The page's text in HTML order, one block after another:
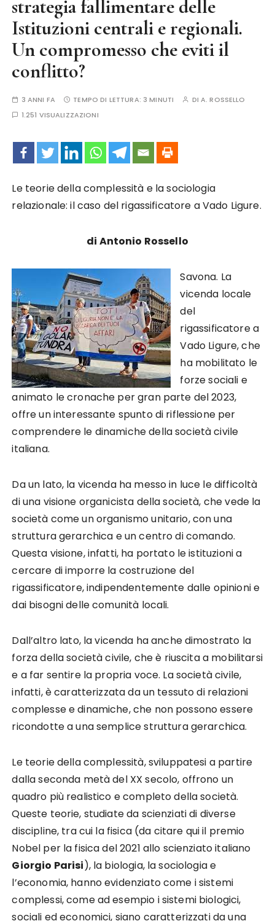
strategia fallimentare delle
Istituzioni centrali e regionali.
Un compromesso che eviti il
conflitto?
3 ANNI FA TEMPO DI LETTURA: 3 MINUTI DI A. ROSSELLO
1.251 VISUALIZZAZIONI
Le teorie della complessità e la sociologia
relazionale: il caso del rigassificatore a Vado Ligure.
di Antonio Rossello
Savona. La
vicenda locale
del
rigassificatore a
Vado Ligure, che
ha mobilitato le
forze sociali e
animato le cronache per gran parte del 2023,
offre un interessante spunto di riflessione per
comprendere le dinamiche della società civile
italiana.
Da un lato, la vicenda ha messo in luce le difficoltà
di una visione organicista della società, che vede la
società come un organismo unitario, con una
struttura gerarchica e un centro di comando.
Questa visione, infatti, ha portato le istituzioni a
cercare di imporre la costruzione del
rigassificatore, indipendentemente dalle opinioni e
dai bisogni delle comunità locali.
Dall’altro lato, la vicenda ha anche dimostrato la
forza della società civile, che è riuscita a mobilitarsi
e a far sentire la propria voce. La società civile,
infatti, è caratterizzata da un tessuto di relazioni
complesse e dinamiche, che non possono essere
ricondotte a una semplice struttura gerarchica.
Le teorie della complessità, sviluppatesi a partire
dalla seconda metà del XX secolo, offrono un
quadro più realistico e completo della società.
Queste teorie, studiate da scienziati di diverse
discipline, tra cui la fisica (da citare qui il premio
Nobel per la fisica del 2021 allo scienziato italiano
Giorgio Parisi), la biologia, la sociologia e
l’economia, hanno evidenziato come i sistemi
complessi, come ad esempio i sistemi biologici,
sociali ed economici, siano caratterizzati da una